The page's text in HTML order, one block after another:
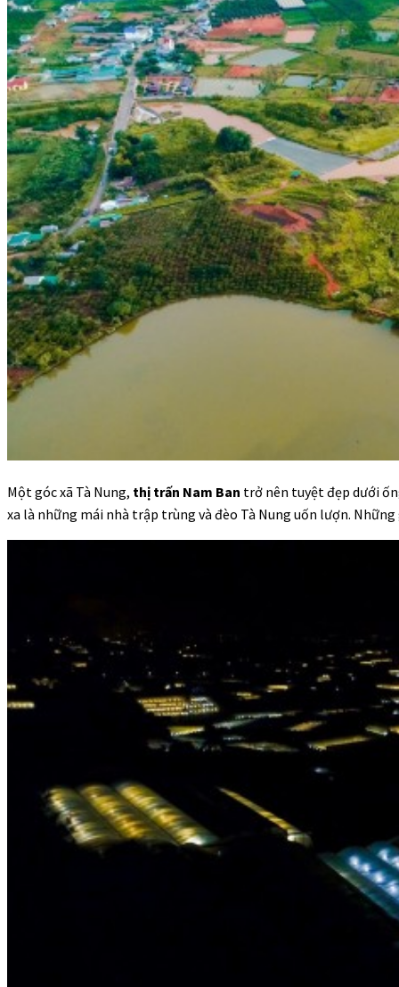
Một góc xã Tà Nung, thị trấn Nam Ban trở nên tuyệt đẹp dưới
xa là những mái nhà trập trùng và đèo Tà Nung uốn lượn.